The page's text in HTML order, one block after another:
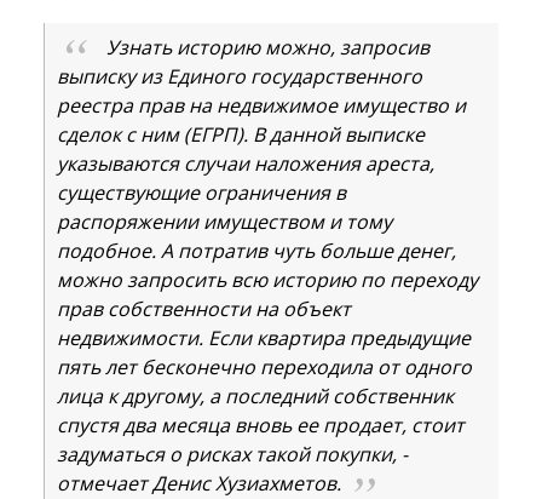
Узнать историю можно, запросив
выписку из Единого государственного
реестра прав на недвижимое имущество и
сделок с ним (ЕГРП). В данной выписке
указываются случаи наложения ареста,
существующие ограничения в
распоряжении имуществом и тому
подобное. А потратив чуть больше денег,
можно запросить всю историю по переходу
прав собственности на объект
недвижимости. Если квартира предыдущие
пять лет бесконечно переходила от одного
лица к другому, а последний собственник
спустя два месяца вновь ее продает, стоит
задуматься о рисках такой покупки, -
отмечает Денис Хузиахметов.